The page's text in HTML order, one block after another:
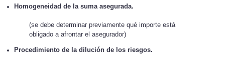
Homogeneidad de la suma asegurada.
(se debe determinar previamente qué importe está
obligado a afrontar el asegurador)
Procedimiento de la dilución de los riesgos.